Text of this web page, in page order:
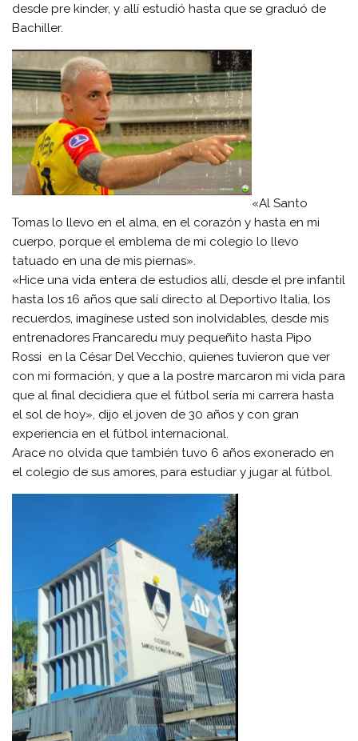
desde pre kinder, y allí estudió hasta que se graduó de
Bachiller.
«Al Santo
Tomas lo llevo en el alma, en el corazón y hasta en mi
cuerpo, porque el emblema de mi colegio lo llevo
tatuado en una de mis piernas».
«Hice una vida entera de estudios allí, desde el pre infantil
hasta los 16 años que salí directo al Deportivo Italia, los
recuerdos, imagínese usted son inolvidables, desde mis
entrenadores Francaredu muy pequeñito hasta Pipo
Rossi en la César Del Vecchio, quienes tuvieron que ver
con mi formación, y que a la postre marcaron mi vida para
que al final decidiera que el fútbol sería mi carrera hasta
el sol de hoy», dijo el joven de 30 años y con gran
experiencia en el fútbol internacional.
Arace no olvida que también tuvo 6 años exonerado en
el colegio de sus amores, para estudiar y jugar al fútbol.